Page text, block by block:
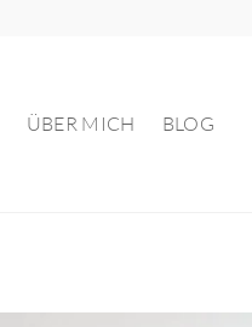
ÜBER MICH BLOG